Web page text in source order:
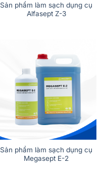
Sản phẩm làm sạch dụng cụ
Alfasept Z-3
Sản phẩm làm sạch dụng cụ
Megasept E-2